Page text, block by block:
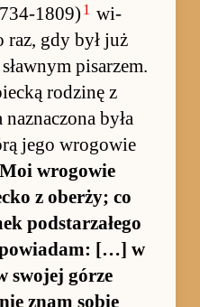
1809) 1 wi­
raz, gdy był już
pi­sarzem.
ro­dzinę z
była
jego wro­go­wie
Moi wro­go­wie
z obe­rży; co
pod­starzałego
[…] w
swojej górze
znam so­bie